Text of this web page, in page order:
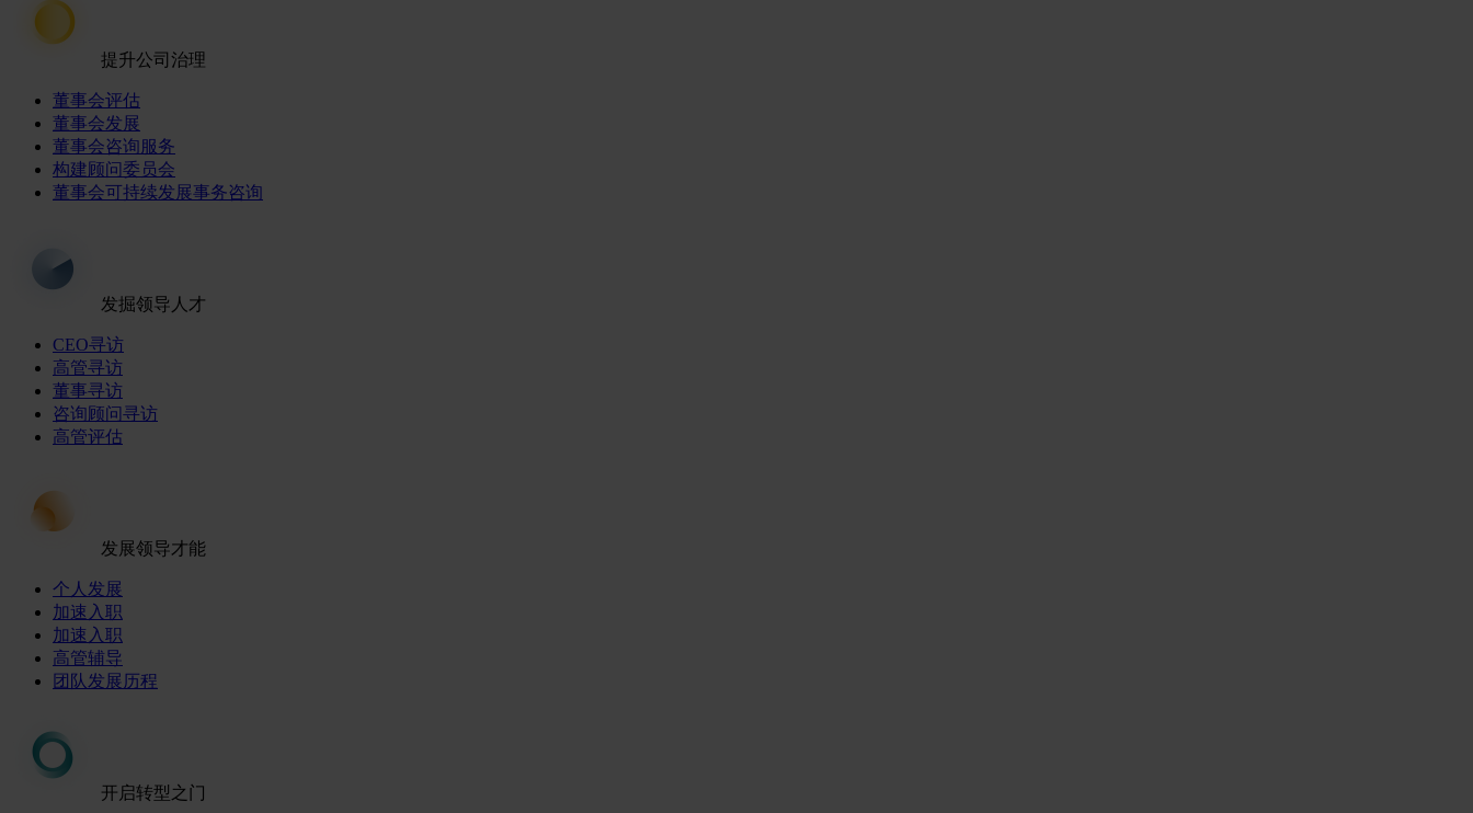
提升公司治理
董事会评估
董事会发展
董事会咨询服务
构建顾问委员会
董事会可持续发展事务咨询
发掘领导人才
CEO寻访
高管寻访
董事寻访
咨询顾问寻访
高管评估
发展领导才能
个人发展
加速入职
加速入职
高管辅导
团队发展历程
开启转型之门